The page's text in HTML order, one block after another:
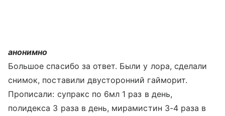
анонимно
Большое спасибо за ответ. Были у лора, сделали
снимок, поставили двусторонний гайморит.
Прописали: супракс по 6мл 1 раз в день,
полидекса 3 раза в день, мирамистин 3-4 раза в